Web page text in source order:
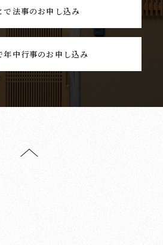
で法事のお申し込み
年中行事のお申し込み